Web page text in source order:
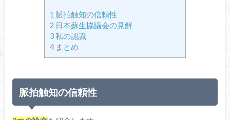
1 脈拍触知の信頼性
2 日本蘇生協議会の見解
3私の認識
4まとめ
脈拍触知の信頼性